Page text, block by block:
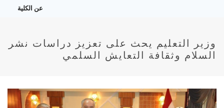
عن الكلية
وزير التعليم يحث على تعزيز دراسات نشر
السلام وثقافة التعايش السلمي